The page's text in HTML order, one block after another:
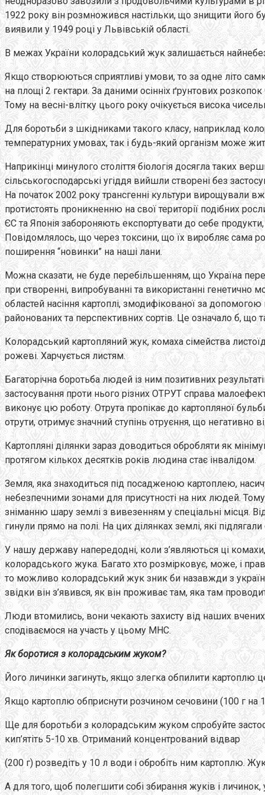
1922 року він розмножився настільки, що знищити його
виявили у 1949 році у Львівській області.
В межах України колорадський жук залишається
Якщо створюються сприятливі умови, то за одне літо
на площі 2 гектари. За даними осінніх ґрунтових
Тому на весні-влітку цього року очікується висока
Для боротьби з шкідниками такого класу, наприклад
температурних умовах, так і будь-який організм може
Наприкінці минулого століття біологія досягла таких
сільськогосподарські угіддя вийшли створені без
На початок 2002 року трансгенні культури вирощували
протистоять проникненню на свої території подібних
ЄС та Японія забороняють експортувати до себе
Повідомлялось, що через токсини, що їх виробляє сама
поширення “новинки” на наші лани.
Можна сказати, не буде перебільшенням, що Україна
при створенні, випробуванні та використанні
областей насіння картоплі, змодифікованої за
районованих та перспективних сортів. Це означало б, що
Колорадський картопляний жук, комаха сімейства
рожеві. Харчується листям.
Багаторічна боротьба людей із ним позитивних
застосування проти нього різних ОТРУТ справа
виконує цю роботу. Отрута пропікає до картопляної
отрути, отримує значний ступінь отруєння, що негативно
Картопляні ділянки зараз доводиться обробляти як
протягом кількох десятків років людина стає інвалідом.
Земля, яка знаходиться під посадженою картоплею,
небезпечними зонами для присутності на них людей.
зніманню шару землі з вивезенням у спеціальні місця.
гинули прямо на полі. На цих ділянках землі, які
У нашу державу напередодні, коли з’являються ці комахи,
колорадського жука. Багато хто розмірковує, може, і
то можливо колорадський жук зник би назавжди з
звідки він з’явився, як він проживає там, яка там
Люди втомились, вони чекають захисту від наших
сподіваємося на участь у цьому МНС.
Як боротися з колорадським жуком?
Його личинки загинуть, якщо злегка обпилити картоплю
Якщо картоплю обприснути розчином сечовини (100 г на
Ще для боротьби з колорадським жуком спробуйте
кип’ятіть 5-10 хв. Отриманий концентрований відвар
(200 г) розведіть у 10 л води і обробіть ним картоплю.
А для того, щоб полегшити собі збирання жуків і